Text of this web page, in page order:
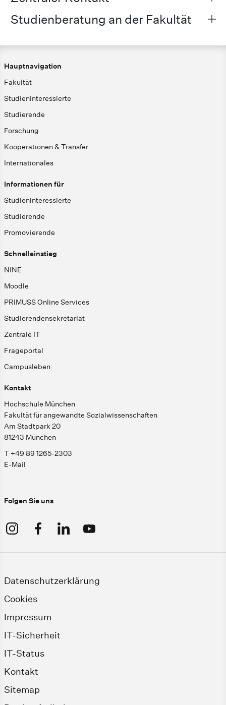
Studienberatung an der Fakultät
Hauptnavigation
Fakultät
Studieninteressierte
Studierende
Forschung
Kooperationen & Transfer
Internationales
Informationen für
Studieninteressierte
Studierende
Promovierende
Schnelleinstieg
NINE
Moodle
PRIMUSS Online Services
Studierendensekretariat
Zentrale IT
Frageportal
Campusleben
Kontakt
Hochschule München
Fakultät für angewandte Sozialwissenschaften
Am Stadtpark 20
81243 München
T +49 89 1265-2303
E-Mail
Folgen Sie uns
Datenschutzerklärung
Cookies
Impressum
IT-Sicherheit
IT-Status
Kontakt
Sitemap